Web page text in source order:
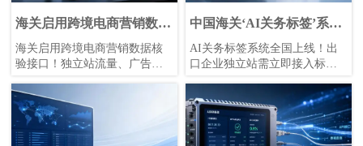
海关启用跨境电商营销数据
核验接口
海关启用跨境电商营销数据核
验接口！独立站流量、广告投
标，外贸企业速看合规红利与
应对策略。
中国海关‘AI关务标签’系统
全国上线
AI关务标签系统全国上线！出
口企业独立站需立即接入标准
据，否则查验率飙升3倍。速看
合规应对指南